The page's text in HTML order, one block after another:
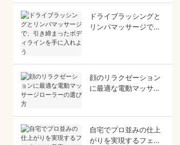
ドライブラッシングと
リンパマッサージで、
顔のリラクゼーション
に最適な電動マッサー
自宅でプロ並みの仕上
がりを実現するフェイ